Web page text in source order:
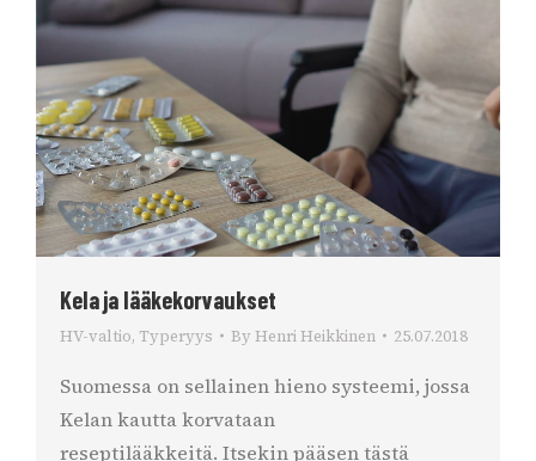
Kela ja lääkekorvaukset
HV-valtio, Typeryys By Henri Heikkinen 25.07.2018
Suomessa on sellainen hieno systeemi, jossa
Kelan kautta korvataan
reseptilääkkeitä. Itsekin pääsen tästä